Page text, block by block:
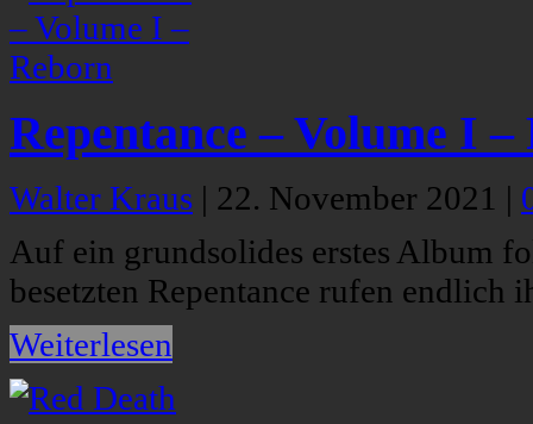
Repentance – Volume I –
Walter Kraus | 22. November 2021 |
Auf ein grundsolides erstes Album
besetzten Repentance rufen endlich
Weiterlesen